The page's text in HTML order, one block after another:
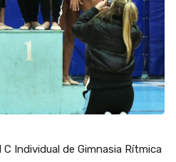
Individual de Gimnasia Rítmica